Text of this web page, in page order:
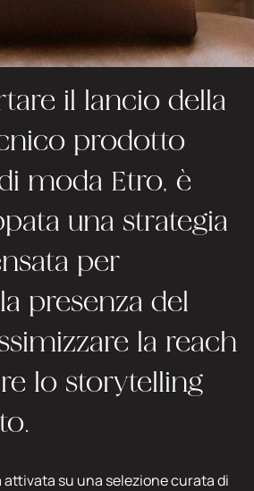
il lancio della
prodotto
moda Etro, è
una strategia
per
presenza del
la reach
lo storytelling
attivata su una selezione curata di